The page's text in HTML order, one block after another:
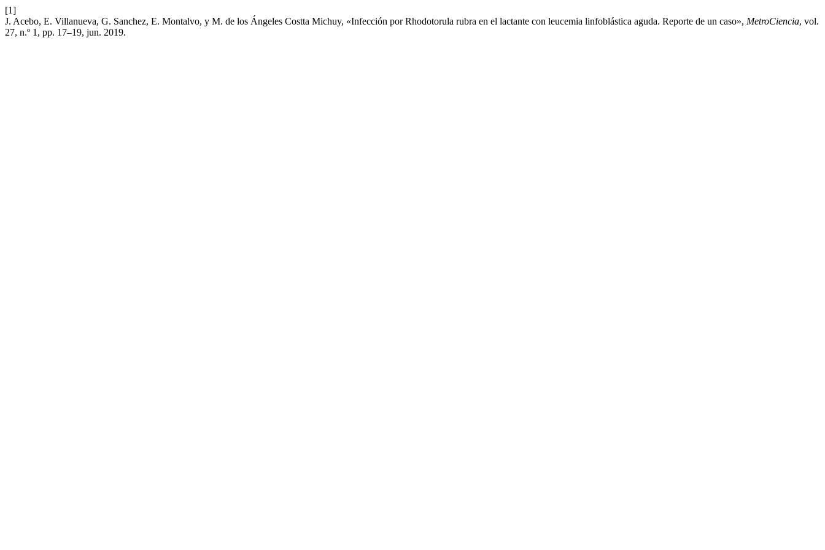
[1]
J. Acebo, E. Villanueva, G. Sanchez, E. Montalvo, y M. de los Ángeles Costta Michuy, «Infección por Rhodotorula rubra en el lactante con leucemia linfoblástica aguda. Reporte de un caso», MetroCiencia, vol.
27, n.º 1, pp. 17–19, jun. 2019.